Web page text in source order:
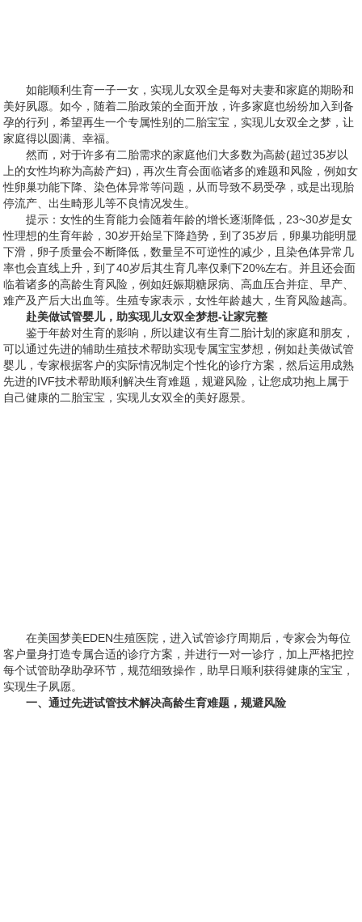
如能顺利生育一子一女，实现儿女双全是每对夫妻和家庭的期盼和
美好夙愿。如今，随着二胎政策的全面开放，许多家庭也纷纷加入到备
孕的行列，希望再生一个专属性别的二胎宝宝，实现儿女双全之梦，让
家庭得以圆满、幸福。
然而，对于许多有二胎需求的家庭他们大多数为高龄(超过35岁以
上的女性均称为高龄产妇)，再次生育会面临诸多的难题和风险，例如女
性卵巢功能下降、染色体异常等问题，从而导致不易受孕，或是出现胎
停流产、出生畸形儿等不良情况发生。
提示：女性的生育能力会随着年龄的增长逐渐降低，23~30岁是女
性理想的生育年龄，30岁开始呈下降趋势，到了35岁后，卵巢功能明显
下滑，卵子质量会不断降低，数量呈不可逆性的减少，且染色体异常几
率也会直线上升，到了40岁后其生育几率仅剩下20%左右。并且还会面
临着诸多的高龄生育风险，例如妊娠期糖尿病、高血压合并症、早产、
难产及产后大出血等。生殖专家表示，女性年龄越大，生育风险越高。
赴美做试管婴儿，助实现儿女双全梦想-让家完整
鉴于年龄对生育的影响，所以建议有生育二胎计划的家庭和朋友，
可以通过先进的辅助生殖技术帮助实现专属宝宝梦想，例如赴美做试管
婴儿，专家根据客户的实际情况制定个性化的诊疗方案，然后运用成熟
先进的IVF技术帮助顺利解决生育难题，规避风险，让您成功抱上属于
自己健康的二胎宝宝，实现儿女双全的美好愿景。
在美国梦美EDEN生殖医院，进入试管诊疗周期后，专家会为每位
客户量身打造专属合适的诊疗方案，并进行一对一诊疗，加上严格把控
每个试管助孕助孕环节，规范细致操作，助早日顺利获得健康的宝宝，
实现生子夙愿。
一、通过先进试管技术解决高龄生育难题，规避风险